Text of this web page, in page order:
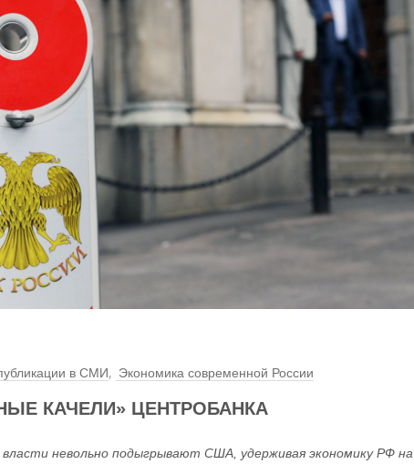
в СМИ, Экономика современной России
КАЧЕЛИ» ЦЕНТРОБАНКА
невольно подыгрывают США, удерживая экономику РФ